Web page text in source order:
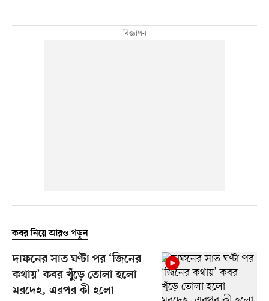
কবর নিয়ে আরও পড়ুন
দাফনের সাত ঘণ্টা পর ‘জিনের
কথায়’ কবর খুঁড়ে তোলা হলো
মরদেহ, এরপর কী হলো